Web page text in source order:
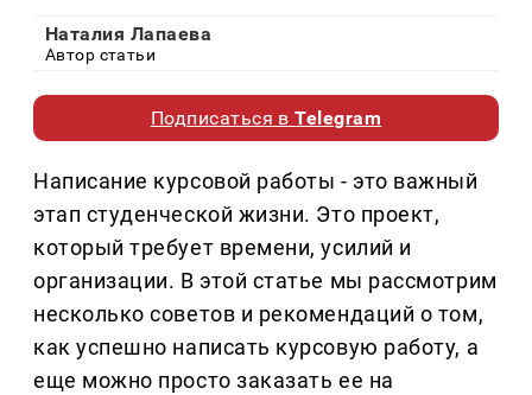
Наталия Лапаева
Автор статьи
Подписаться вTelegram
Написание курсовой работы - это важный
этап студенческой жизни. Это проект,
который требует времени, усилий и
организации. В этой статье мы рассмотрим
несколько советов и рекомендаций о том,
как успешно написать курсовую работу, а
еще можно просто заказать ее на